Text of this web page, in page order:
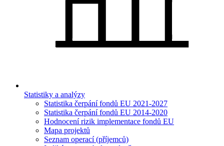
Statistiky a analýzy
Statistika čerpání fondů EU 2021-2027
Statistika čerpání fondů EU 2014-2020
Hodnocení rizik implementace fondů EU
Mapa projektů
Seznam operací (příjemců)